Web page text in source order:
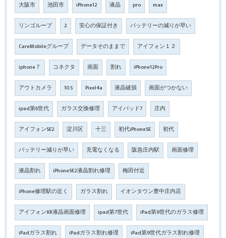
大阪市 池田市 iPhone12 液晶 pro max
リンゴループ 2 安心の保証付き バッテリーの減りが早い
CareMobileグループ データそのままで アイフォン１２
iphone７ コネクタ 画面 割れ iPhone12Pro
アウトカメラ 10.5 Pixel4a 液晶破損 画面がつかない
ipad第6世代 ガラス交換修理 アイパッド7 庄内
アイフォンSE2 淀川区 十三 初代iPhoneSE 初代
バッテリー減りが早い 充電なくなる 阪急庄内駅 画面修理
液晶割れ iPhoneSE2液晶割れ修理 梅田付近
iPhone修理駅の近く ガラス割れ イオンタウン豊中庄内店
アイフォンXR液晶画面修理 ipad第7世代 iPad第9世代のガラス修理
iPadガラス割れ iPadガラス割れ修理 iPad第9世代ガラス割れ修理